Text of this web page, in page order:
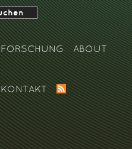
FORSCHUNG ABOUT
KONTAKT